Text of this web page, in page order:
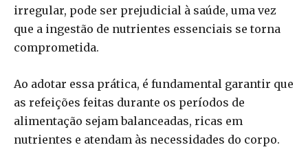
irregular, pode ser prejudicial à saúde, uma vez
que a ingestão de nutrientes essenciais se torna
comprometida.
Ao adotar essa prática, é fundamental garantir que
as refeições feitas durante os períodos de
alimentação sejam balanceadas, ricas em
nutrientes e atendam às necessidades do corpo.